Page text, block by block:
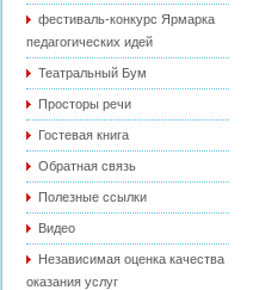
фестиваль-конкурс Ярмарка
педагогических идей
Театральный Бум
Просторы речи
Гостевая книга
Обратная связь
Полезные ссылки
Видео
Независимая оценка качества
оказания услуг